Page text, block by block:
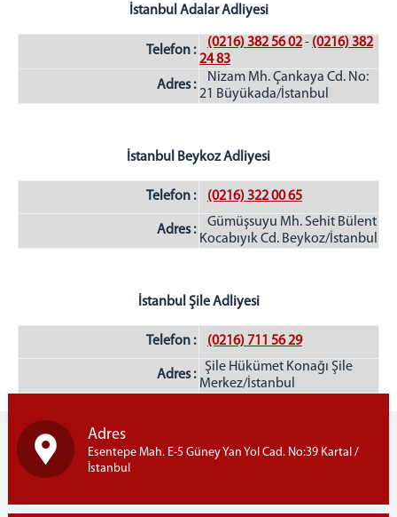
İstanbul Adalar Adliyesi
Telefon :
(0216) 382 56 02- (0216) 382
24 83
Adres :
Nizam Mh. Çankaya Cd. No:
21 Büyükada/İstanbul
İstanbul Beykoz Adliyesi
Telefon : (0216) 322 00 65
Adres :
Gümüşsuyu Mh. Sehit Bülent
Kocabıyık Cd. Beykoz/İstanbul
İstanbul Şile Adliyesi
Telefon : (0216) 711 56 29
Adres :
Şile Hükümet Konağı Şile
Merkez/İstanbul
Adres
Esentepe Mah. E-5 Güney Yan Yol Cad. No:39 Kartal /
İstanbul